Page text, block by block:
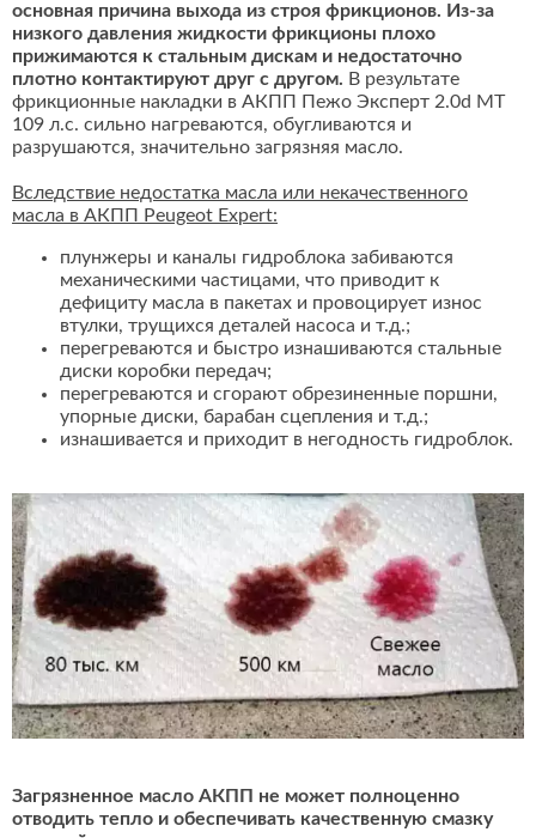
основная причина выхода из строя фрикционов. Из-за
низкого давления жидкости фрикционы плохо
прижимаются к стальным дискам и недостаточно
плотно контактируют друг с другом. В результате
фрикционные накладки в АКПП Пежо Эксперт 2.0d MT
109 л.с. сильно нагреваются, обугливаются и
разрушаются, значительно загрязняя масло.
Вследствие недостатка масла или некачественного
масла в АКПП Peugeot Expert:
плунжеры и каналы гидроблока забиваются
механическими частицами, что приводит к
дефициту масла в пакетах и провоцирует износ
втулки, трущихся деталей насоса и т.д.;
перегреваются и быстро изнашиваются стальные
диски коробки передач;
перегреваются и сгорают обрезиненные поршни,
упорные диски, барабан сцепления и т.д.;
изнашивается и приходит в негодность гидроблок.
Загрязненное масло АКПП не может полноценно
отводить тепло и обеспечивать качественную смазку